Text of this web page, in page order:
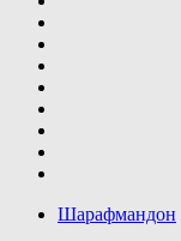
Шарафмандон